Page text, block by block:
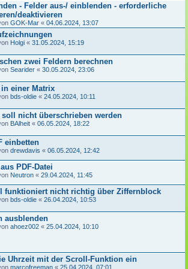
- Felder aus-/ einblenden - erforderliche
deaktivieren
GOK-Mar « 04.06.2024, 13:07
Holgi « 31.05.2024, 15:19
zwei Feldern berechnen
Searider « 30.05.2024, 23:06
einer Matrix
bds-oldie « 24.05.2024, 10:11
soll nicht überschrieben werden
BAlheit « 06.05.2024, 18:22
einbetten
drewdavis « 06.05.2024, 12:42
PDF-Datei
Neutron « 29.04.2024, 11:45
funktioniert nicht richtig über Ziffernblock
bds-oldie « 26.04.2024, 10:53
ausblenden
ahoez002 « 25.04.2024, 10:10
Uhrzeit mit der Scroll-Funktion ein
marcofreeman « 25.04.2024, 07:01